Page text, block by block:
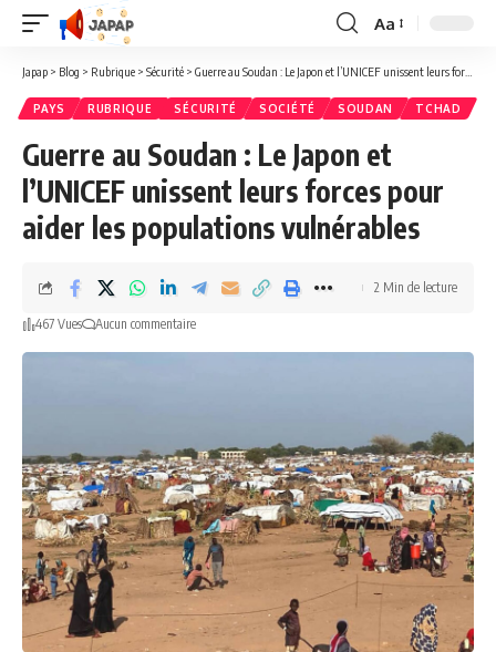
Redimensionner
la
Aa
Japap > Blog > Rubrique > Sécurité > Guerre au Soudan : Le Japon et l’UNICEF unissent leurs forces pour aider les populations vulnérables
PAYS RUBRIQUE SÉCURITÉ SOCIÉTÉ SOUDAN TCHAD
Guerre au Soudan : Le Japon et
l’UNICEF unissent leurs forces pour
aider les populations vulnérables
467 Vues Aucun commentaire
2 Min de lecture